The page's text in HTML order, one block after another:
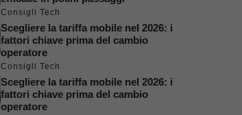
Consigli Tech
Scegliere la tariffa mobile nel 2026: i
fattori chiave prima del cambio
operatore
Consigli Tech
Scegliere la tariffa mobile nel 2026: i
fattori chiave prima del cambio
operatore